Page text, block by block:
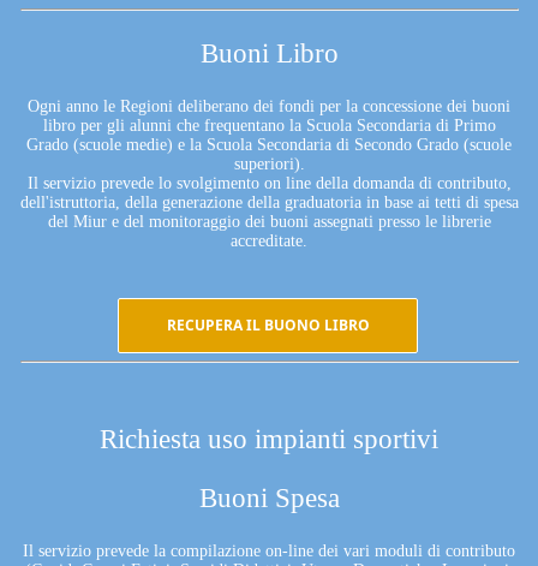
Buoni Libro
Ogni anno le Regioni deliberano dei fondi per la concessione dei buoni
libro per gli alunni che frequentano la Scuola Secondaria di Primo
Grado (scuole medie) e la Scuola Secondaria di Secondo Grado (scuole
superiori).
Il servizio prevede lo svolgimento on line della domanda di contributo,
dell'istruttoria, della generazione della graduatoria in base ai tetti di spesa
del Miur e del monitoraggio dei buoni assegnati presso le librerie
accreditate.
RECUPERA IL BUONO LIBRO
Richiesta uso impianti sportivi
Buoni Spesa
Il servizio prevede la compilazione on-line dei vari moduli di contributo